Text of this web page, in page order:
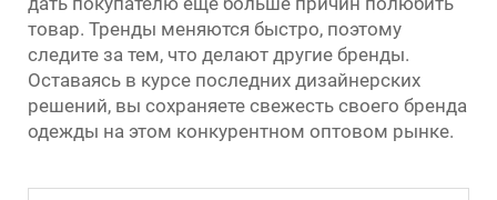
товар. Тренды меняются быстро, поэтому
следите за тем, что делают другие бренды.
Оставаясь в курсе последних дизайнерских
решений, вы сохраняете свежесть своего бренда
одежды на этом конкурентном оптовом рынке.